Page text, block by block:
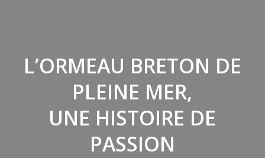
L’ORMEAU BRETON DE
PLEINE MER,
UNE HISTOIRE DE
PASSION